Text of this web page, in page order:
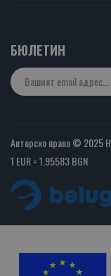
БЮЛЕТИН
Авторско право © 2025
1 EUR = 1.95583 BGN